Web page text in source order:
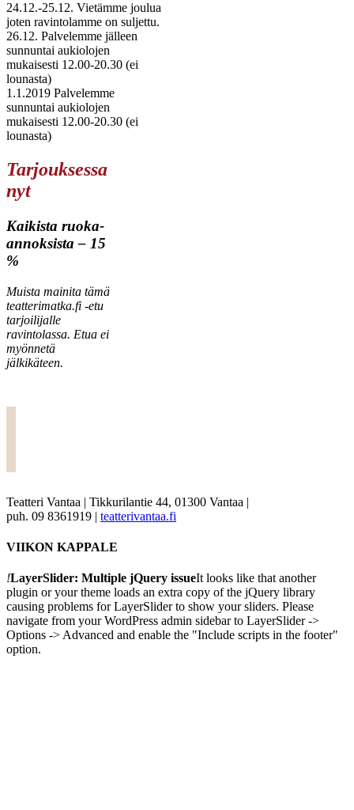
24.12.-25.12. Vietämme joulua
joten ravintolamme on suljettu.
26.12. Palvelemme jälleen
sunnuntai aukiolojen
mukaisesti 12.00-20.30 (ei
lounasta)
1.1.2019 Palvelemme
sunnuntai aukiolojen
mukaisesti 12.00-20.30 (ei
lounasta)
Tarjouksessa
nyt
Kaikista ruoka-
annoksista – 15
%
Muista mainita tämä
teatterimatka.fi -etu
tarjoilijalle
ravintolassa. Etua ei
myönnetä
jälkikäteen.
Teatteri Vantaa | Tikkurilantie 44, 01300 Vantaa |
puh. 09 8361919 | teatterivantaa.fi
VIIKON KAPPALE
!LayerSlider: Multiple jQuery issueIt looks like that another
plugin or your theme loads an extra copy of the jQuery library
causing problems for LayerSlider to show your sliders. Please
navigate from your WordPress admin sidebar to LayerSlider ->
Options -> Advanced and enable the "Include scripts in the footer"
option.